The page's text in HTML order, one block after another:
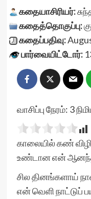
கதையாசிரியர்:
கதைத்தொகுப்பு:
கதைப்பதிவு:
பார்வையிட்டோர்:
வாசிப்பு நேரம்: 3
காலையில் கண்
உண்டான என்
சில தினங்களாய்
என் வெளி நாட்டுப்